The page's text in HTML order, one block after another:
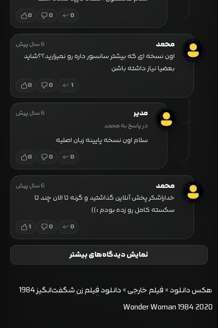
0 0 0
محمد 6 سال پیش
اون نسخه ای که بیشتر سانسور داره رو نمیزارید؟؟شاید
بعضیا نیاز داشته باشن
0 0 1
مدیر
6 سال پیش
در پاسخ به محمد
سلام اون نسخه پایینه زبان اصلیه
0 0 0
محمد 6 سال پیش
خداراشکر پخش آنلاین گذاشتید و گرنه تا الان چند تا
سکسته کامل رو زده بودم :))
1 0 0
نمایش دیدگاه‌های بیشتر
هکس دانلود»فیلم خارجی»
دانلود فیلم زن شگفت‌انگیز 1984
Wonder Woman 1984 2020